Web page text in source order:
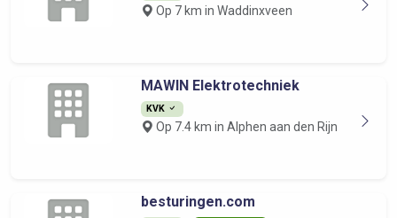
Op 7 km in Waddinxveen
MAWIN Elektrotechniek
KVK
Op 7.4 km in Alphen aan den Rijn
besturingen.com